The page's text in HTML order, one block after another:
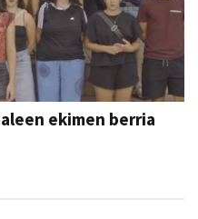
ekimen berria